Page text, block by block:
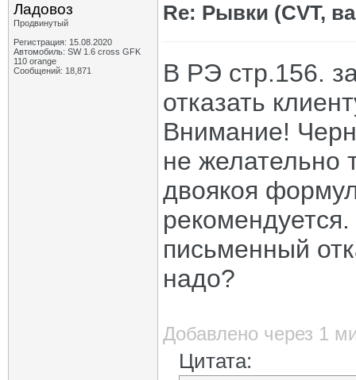
Ладовоз
Продвинутый
Регистрация: 15.08.2020
Автомобиль: SW 1.6 cross GFK
110 orange
Сообщений: 18,871
Re: Рывки (CVT,
В РЭ стр.156.
отказать
Внимание!
не желательно
двоякоя
письменный
надо?
Добавлено через 1
Цитата: